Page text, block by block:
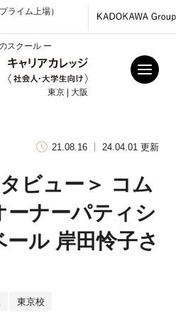
ライム上場）
スクール ー
東京 | 大阪
21.08.16 24.04.01 更新
ビュー＞ コム
ーナーパティシ
ル 岸田怜子さ
東京校